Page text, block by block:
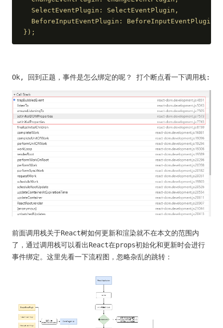
  SelectEventPlugin: SelectEventPlugin,
  BeforeInputEventPlugin: BeforeInputEventPlugin,
});
Ok, 回到正题，事件是怎么绑定的呢？ 打个断点看一下调用栈:
前面调用栈关于React树如何更新和渲染就不在本文的范围内
了，通过调用栈可以看出React在props初始化和更新时会进行
事件绑定。这里先看一下流程图，忽略杂乱的跳转：